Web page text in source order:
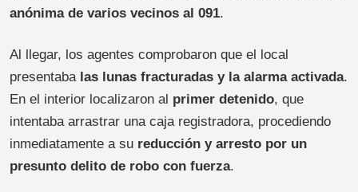
anónima de varios vecinos al 091.
Al llegar, los agentes comprobaron que el local
presentaba las lunas fracturadas y la alarma activada.
En el interior localizaron al primer detenido, que
intentaba arrastrar una caja registradora, procediendo
inmediatamente a su reducción y arresto por un
presunto delito de robo con fuerza.